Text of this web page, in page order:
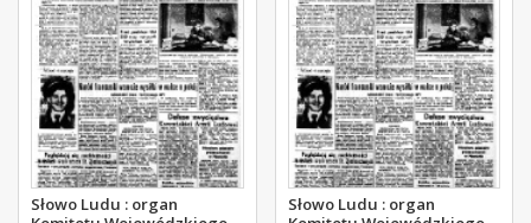
Słowo Ludu : organ
Słowo Ludu : organ